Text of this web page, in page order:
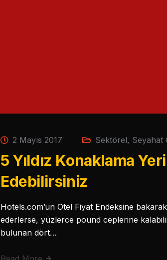
2 Mayıs 2017 Sektörel, Seyahat
5 Yıldız Konaklama
Edebilirsiniz
Hotels.com’un Otel Fiyat Endeksine
ederlerse, yüzlerce pound ceplerine
bulunan dört…